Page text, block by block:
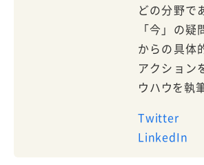
どの分野で
「今」の
からの具体
アクション
ウハウを執
Twitter
LinkedIn